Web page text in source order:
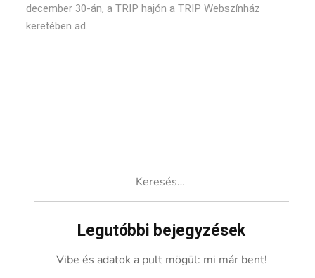
december 30-án, a TRIP hajón a TRIP Webszínház
keretében ad...
Legutóbbi bejegyzések
Vibe és adatok a pult mögül: mi már bent!